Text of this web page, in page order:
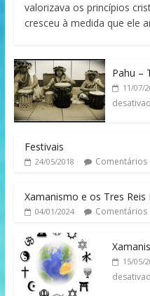
valorizava os princípios
cresceu à medida que ele
Pahu –
11/07/
Festivais
24/05/2018
Xamanismo e os Tres
04/01/2024
15/05/